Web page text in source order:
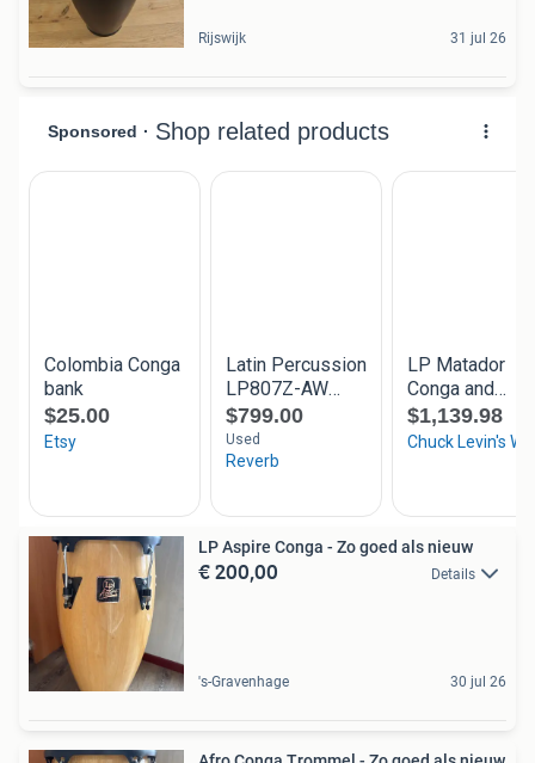
Rijswijk 31 jul 26
LP Aspire Conga - Zo goed als nieuw
€ 200,00 Details
's-Gravenhage 30 jul 26